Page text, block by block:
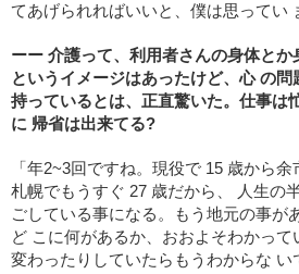
てあげられればいいと、僕は思ってい
ーー 介護って、利用者さんの身体と
というイメージはあったけど、心 の
持っているとは、正直驚いた。仕事は
に 帰省は出来てる?
「年2~3回ですね。現役で 15 歳から
札幌でもうすぐ 27 歳だから、 人生の
ごしている事になる。もう地元の事が
ど こに何があるか、おおよそわかって
変わったりしていたらもうわからな い